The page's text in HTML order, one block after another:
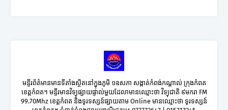
មន្ទីរព័ត៌មានមានទីតាំងស្ថិតនៅក្នុងភូមិ ១ឧសភា សង្កាត់កំពង់កណ្តាល់ ក្រុងកំពត
ខេត្តកំពត។ មន្ទីរមានវិទ្យុផ្សាយផ្ទាល់មួយដែលាមានឈ្មោះថា វិទ្យុជាតិ ៩មករា FM
99.70Mhz ខេត្តកំពត និងទូរទស្សន៍ផ្សាយតាម Online មានឈ្មោះថា ទូរទស្សន៍